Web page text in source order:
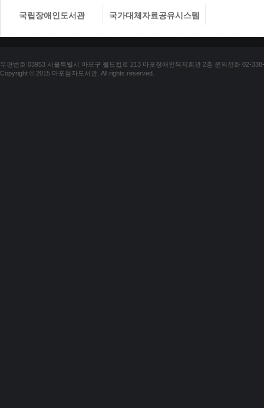
국립장애인도서관 국가대체자료공유시스템
우편번호 03953 서울특별시 마포구 월드컵로 213 마포장애인복지회관 2층 문의전화 02-
Copyright © 2015 마포점자도서관. All rights reserved.